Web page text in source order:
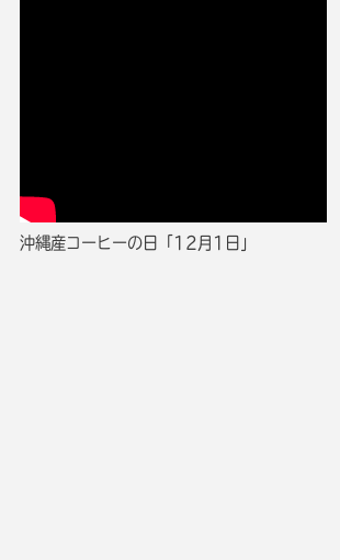
沖縄産コーヒーの日「12月1日」